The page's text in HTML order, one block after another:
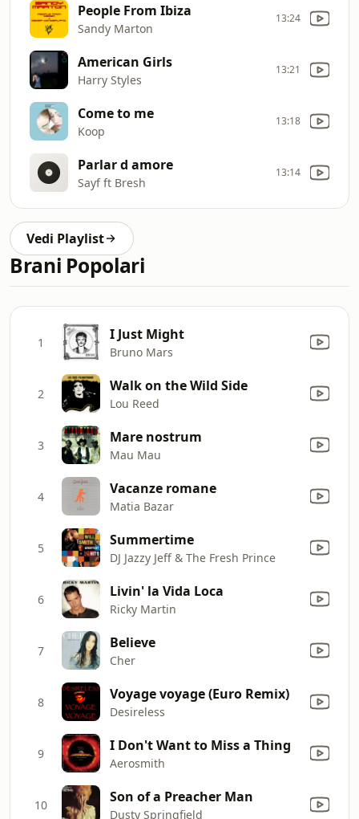
People From Ibiza
Sandy Marton
13:24
American Girls
Harry Styles
13:21
Come to me
Koop
13:18
Parlar d amore
Sayf ft Bresh
13:14
Vedi Playlist
Brani Popolari
1 I Just Might
Bruno Mars
2 Walk on the Wild Side
Lou Reed
3 Mare nostrum
Mau Mau
4 Vacanze romane
Matia Bazar
5 Summertime
DJ Jazzy Jeff & The Fresh Prince
6 Livin' la Vida Loca
Ricky Martin
7 Believe
Cher
8 Voyage voyage (Euro Remix)
Desireless
9 I Don't Want to Miss a Thing
Aerosmith
10 Son of a Preacher Man
Dusty Springfield